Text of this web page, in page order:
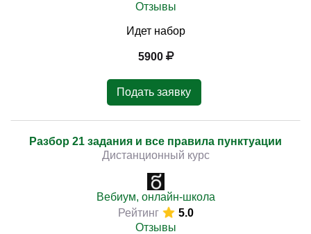
Отзывы
Идет набор
5900
Подать заявку
Разбор 21 задания и все правила пунктуации
Дистанционный курс
Вебиум, онлайн-школа
Рейтинг
5.0
Отзывы